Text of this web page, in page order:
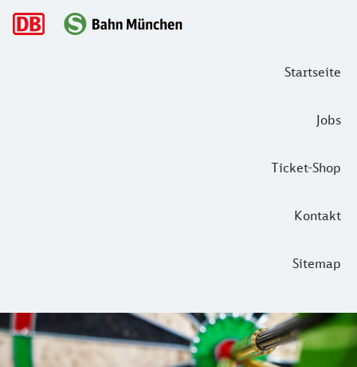
Startseite
Jobs
Ticket-Shop
Kontakt
Sitemap
Hauptnavigation
S-Bahn Darts Open
Die S‑Bahn München hat mit den S‑Bahn Darts Open ein